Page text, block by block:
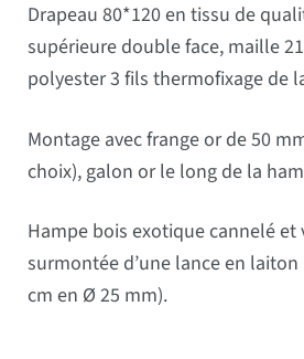
Drapeau 80*120 en tissu de
supérieure double face, maille
polyester 3 fils thermofixage de
Montage avec frange or de 50
choix), galon or le long de la
Hampe bois exotique cannelé et
surmontée d’une lance en
cm en Ø 25 mm).